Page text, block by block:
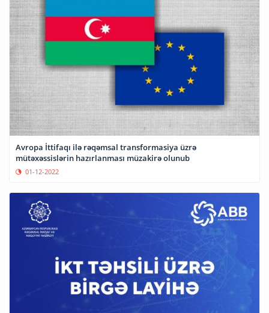
Avropa İttifaqı ilə rəqəmsal transformasiya üzrə
mütəxəssislərin hazırlanması müzakirə olunub
01-12-2022